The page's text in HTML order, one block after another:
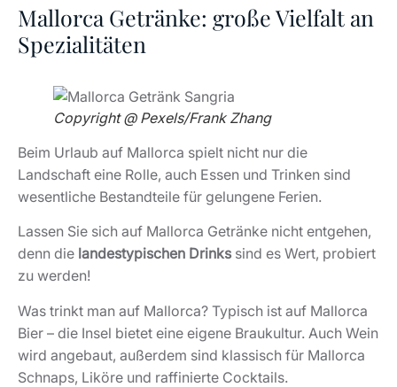
Mallorca Getränke: große Vielfalt an
Spezialitäten
Copyright @ Pexels/Frank Zhang
Beim Urlaub auf Mallorca spielt nicht nur die
Landschaft eine Rolle, auch Essen und Trinken sind
wesentliche Bestandteile für gelungene Ferien.
Lassen Sie sich auf Mallorca Getränke nicht entgehen,
denn die landestypischen Drinkssind es Wert, probiert
zu werden!
Was trinkt man auf Mallorca? Typisch ist auf Mallorca
Bier – die Insel bietet eine eigene Braukultur. Auch Wein
wird angebaut, außerdem sind klassisch für Mallorca
Schnaps, Liköre und raffinierte Cocktails.